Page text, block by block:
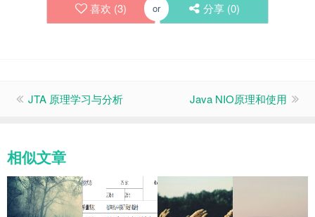
喜欢 (3) or 分享 (0)
JTA 原理学习与分析 Java NIO原理和使用
相似文章